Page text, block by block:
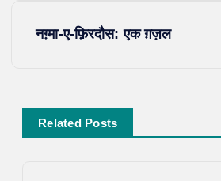
n
a
नग़्मा-ए-फ़िरदौस: एक ग़ज़ल
Related Posts